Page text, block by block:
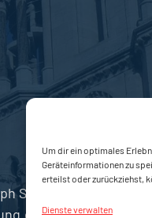
Um dir ein optimales
Geräteinformationen zu
erteilst oder zurückziehst,
Dienste verwalten
Steinmeyer